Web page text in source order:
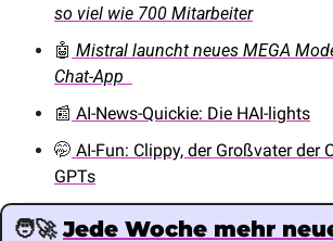
so viel wie 700 Mitarbeiter
🤖 Mistral launcht neues MEGA
Chat-App
📰 AI-News-Quickie: Die HAI-lights
🤭 AI-Fun: Clippy, der Großvater der
GPTs
🧑‍🚀 Jede Woche mehr